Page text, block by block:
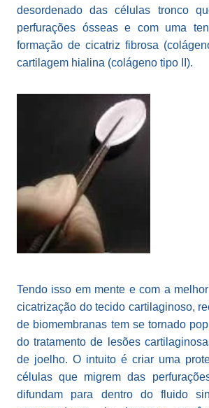
desordenado das células tronco
perfurações ósseas e com uma
formação de cicatriz fibrosa
cartilagem hialina (colágeno tipo II).
Tendo isso em mente e com a
cicatrização do tecido cartilaginoso,
de biomembranas tem se tornado
do tratamento de lesões
de joelho. O intuito é criar uma
células que migrem das
difundam para dentro do fluido